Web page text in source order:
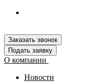
Заказать звонок
Подать заявку
О компании
Новости